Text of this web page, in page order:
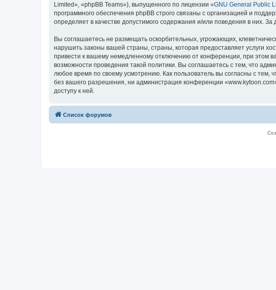
Limited», «phpBB Teams»), выпущенного по лицензии «GNU General Public
программного обеспечения phpBB строго связаны с организацией и
определяет в качестве допустимого содержания и/или поведения в них.
Вы соглашаетесь не размещать оскорбительных, угрожающих,
нарушить законы вашей страны, страны, которая предоставляет услуги
привести к вашему немедленному отключению от конференции, при этом
возможности проведения такой политики. Вы соглашаетесь с тем, что
любое время по своему усмотрению. Как пользователь вы согласны с
без вашего разрешения, ни администрация конференции
доступу к ней.
Список форумов